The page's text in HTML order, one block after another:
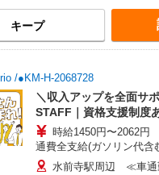
キープ
/●KM-H-2068728
＼収入アップを全面サ
STAFF｜資格支援制度
時給1450円〜2062円
通費全支給(ガソリン代含
水前寺駅周辺 ≪車